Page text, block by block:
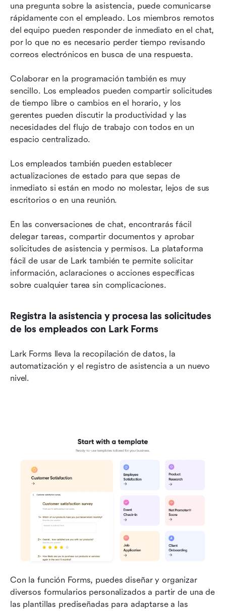
una pregunta sobre la asistencia, puede comunicarse
rápidamente con el empleado. Los miembros remotos
del equipo pueden responder de inmediato en el chat,
por lo que no es necesario perder tiempo revisando
correos electrónicos en busca de una respuesta.
Colaborar en la programación también es muy
sencillo. Los empleados pueden compartir solicitudes
de tiempo libre o cambios en el horario, y los
gerentes pueden discutir la productividad y las
necesidades del flujo de trabajo con todos en un
espacio centralizado.
Los empleados también pueden establecer
actualizaciones de estado para que sepas de
inmediato si están en modo no molestar, lejos de sus
escritorios o en una reunión.
En las conversaciones de chat, encontrarás fácil
delegar tareas, compartir documentos y aprobar
solicitudes de asistencia y permisos. La plataforma
fácil de usar de Lark también te permite solicitar
información, aclaraciones o acciones específicas
sobre cualquier tarea sin complicaciones.
Registra la asistencia y procesa las solicitudes
de los empleados con Lark Forms
Lark Forms lleva la recopilación de datos, la
automatización y el registro de asistencia a un nuevo
nivel.
Con la función Forms, puedes diseñar y organizar
diversos formularios personalizados a partir de una de
las plantillas prediseñadas para adaptarse a las